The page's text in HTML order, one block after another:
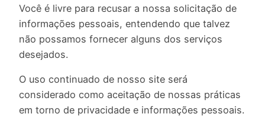
Você é livre para recusar a nossa solicitação de
informações pessoais, entendendo que talvez
não possamos fornecer alguns dos serviços
desejados.
O uso continuado de nosso site será
considerado como aceitação de nossas práticas
em torno de privacidade e informações pessoais.